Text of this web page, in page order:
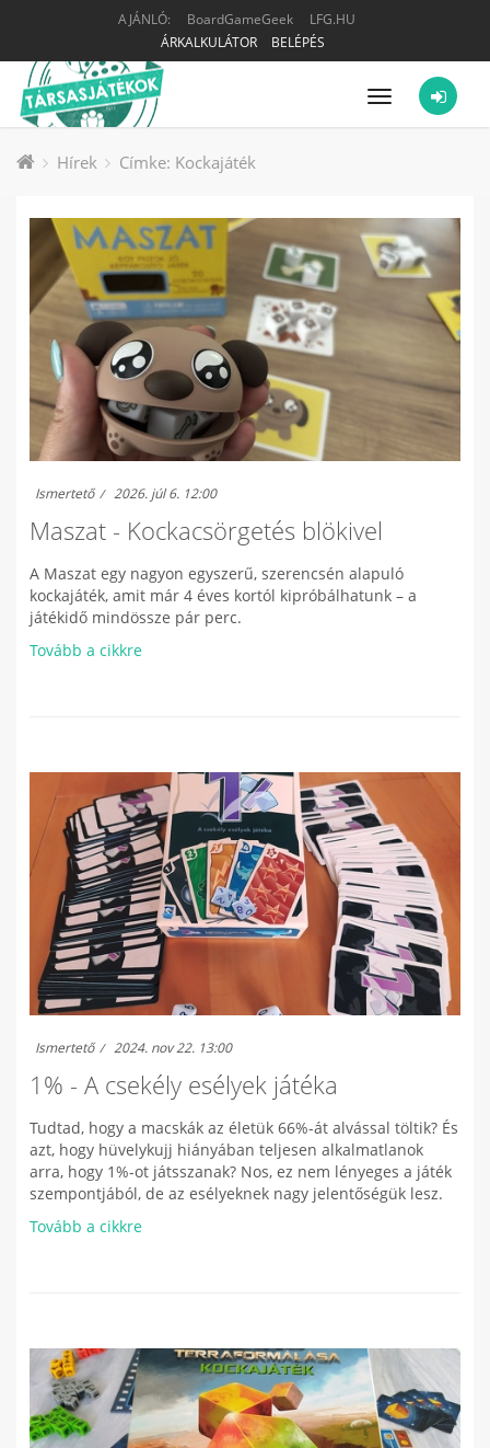
AJÁNLÓ: BoardGameGeek
LFG.HU
ÁRKALKULÁTOR
BELÉPÉS
Menü
Hírek Címke: Kockajáték
Ismertető 2026. júl 6. 12:00
Maszat - Kockacsörgetés blökivel
A Maszat egy nagyon egyszerű, szerencsén alapuló
kockajáték, amit már 4 éves kortól kipróbálhatunk – a
játékidő mindössze pár perc.
Tovább a cikkre
Ismertető 2024. nov 22. 13:00
1% - A csekély esélyek játéka
Tudtad, hogy a macskák az életük 66%-át alvással töltik? És
azt, hogy hüvelykujj hiányában teljesen alkalmatlanok
arra, hogy 1%-ot játsszanak? Nos, ez nem lényeges a játék
szempontjából, de az esélyeknek nagy jelentőségük lesz.
Tovább a cikkre